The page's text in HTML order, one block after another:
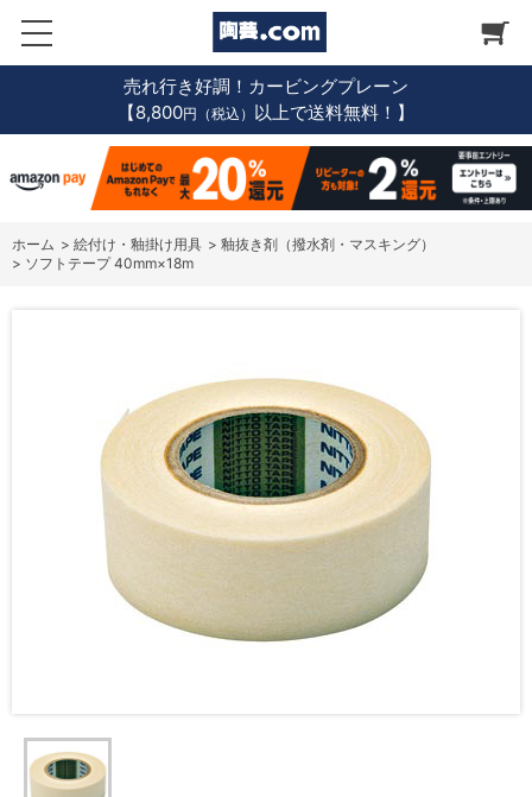
売れ行き好調！カービングプレーン
【8,800円（税込） 以上で送料無料！】
ホーム > 絵付け・釉掛け用具 > 釉抜き剤（撥水剤・マスキング）
> ソフトテープ 40mm×18m